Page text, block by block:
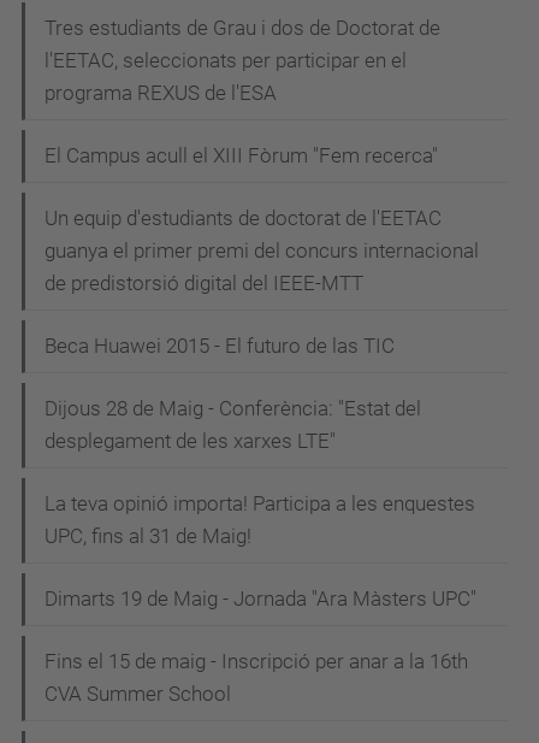
Tres estudiants de Grau i dos de Doctorat de
l'EETAC, seleccionats per participar en el
programa REXUS de l'ESA
El Campus acull el XIII Fòrum "Fem recerca"
Un equip d'estudiants de doctorat de l'EETAC
guanya el primer premi del concurs internacional
de predistorsió digital del IEEE-MTT
Beca Huawei 2015 - El futuro de las TIC
Dijous 28 de Maig - Conferència: "Estat del
desplegament de les xarxes LTE"
La teva opinió importa! Participa a les enquestes
UPC, fins al 31 de Maig!
Dimarts 19 de Maig - Jornada "Ara Màsters UPC"
Fins el 15 de maig - Inscripció per anar a la 16th
CVA Summer School